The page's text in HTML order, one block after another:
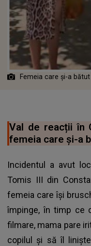
Femeia care și-a
Val de reacții în
femeia care și-a
Incidentul a avut
Tomis III din
femeia care își
împinge, în timp ce
filmare, mama pare
copilul și să îl